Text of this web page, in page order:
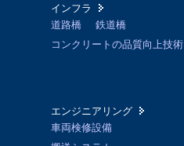
インフラ
道路橋
鉄道橋
コンクリートの品質向上技術
エンジニアリング
車両検修設備